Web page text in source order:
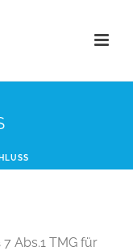
Abs.1 TMG für